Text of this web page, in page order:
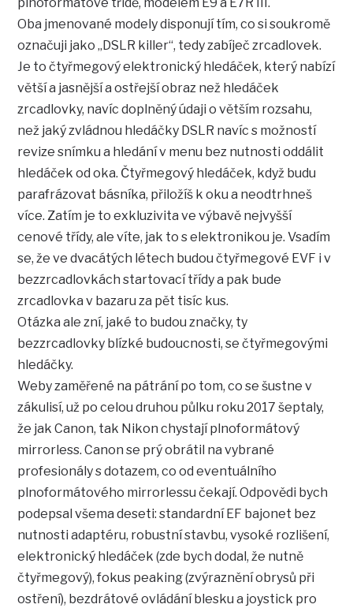
plnoformátové třídě, modelem E9 a E7R III.
Oba jmenované modely disponují tím, co si soukromě
označuji jako „DSLR killer“, tedy zabíječ zrcadlovek.
Je to čtyřmegový elektronický hledáček, který nabízí
větší a jasnější a ostřejší obraz než hledáček
zrcadlovky, navíc doplněný údaji o větším rozsahu,
než jaký zvládnou hledáčky DSLR navíc s možností
revize snímku a hledání v menu bez nutnosti oddálit
hledáček od oka. Čtyřmegový hledáček, když budu
parafrázovat básníka, přiložíš k oku a neodtrhneš
více. Zatím je to exkluzivita ve výbavě nejvyšší
cenové třídy, ale víte, jak to s elektronikou je. Vsadím
se, že ve dvacátých létech budou čtyřmegové EVF i v
bezzrcadlovkách startovací třídy a pak bude
zrcadlovka v bazaru za pět tisíc kus.
Otázka ale zní, jaké to budou značky, ty
bezzrcadlovky blízké budoucnosti, se čtyřmegovými
hledáčky.
Weby zaměřené na pátrání po tom, co se šustne v
zákulisí, už po celou druhou půlku roku 2017 šeptaly,
že jak Canon, tak Nikon chystají plnoformátový
mirrorless. Canon se prý obrátil na vybrané
profesionály s dotazem, co od eventuálního
plnoformátového mirrorlessu čekají. Odpovědi bych
podepsal všema deseti: standardní EF bajonet bez
nutnosti adaptéru, robustní stavbu, vysoké rozlišení,
elektronický hledáček (zde bych dodal, že nutně
čtyřmegový), fokus peaking (zvýraznění obrysů při
ostření), bezdrátové ovládání blesku a joystick pro